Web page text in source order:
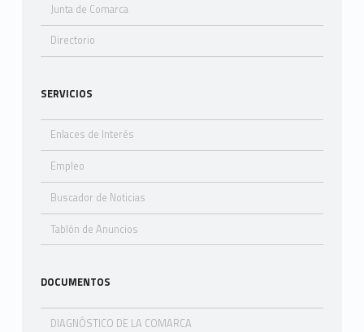
Junta de Comarca
Directorio
SERVICIOS
Enlaces de Interés
Empleo
Buscador de Noticias
Tablón de Anuncios
DOCUMENTOS
DIAGNÓSTICO DE LA COMARCA